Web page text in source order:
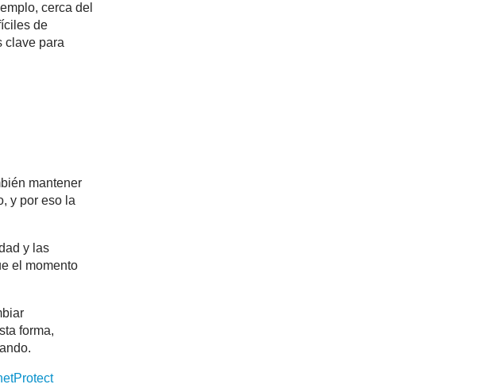
cerca del
de
clave para
mantener
y por eso la
y las
el momento
forma,